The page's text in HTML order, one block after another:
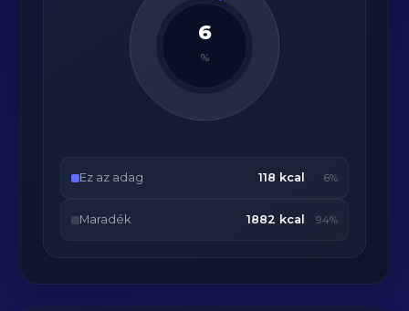
6
%
Ez az adag 118 kcal 6%
Maradék 1882 kcal 94%